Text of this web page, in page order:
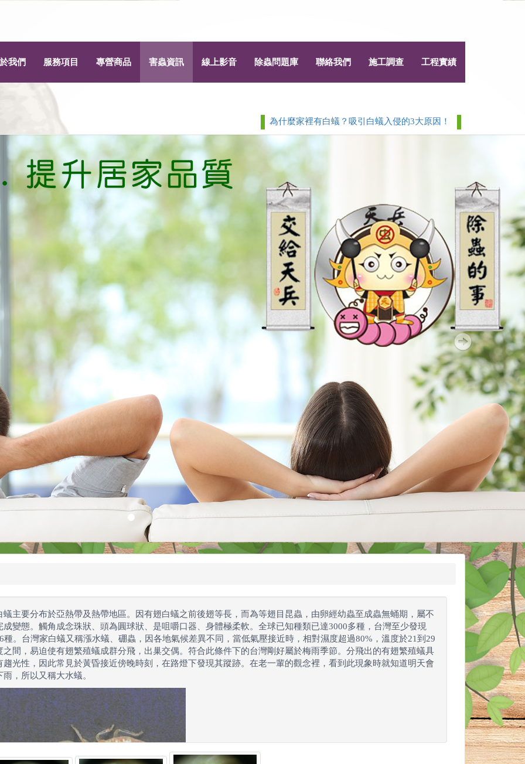
我們 服務項目 專營商品 害蟲資訊 線上影音 除蟲問題庫 聯絡我們 施工調查 工程實績
為什麼家裡有白蟻？吸引白蟻入侵的3大原因！ 白蟻 > 除白蟻白蟻防治
蟻主要分布於亞熱帶及熱帶地區。因有翅白蟻之前後翅等長，而為等翅目昆蟲，由卵經幼蟲至成蟲無蛹期，屬不
成變態。觸角成念珠狀、頭為圓球狀、是咀嚼口器、身體極柔軟。全球已知種類已達3000多種，台灣至少發現
種。台灣家白蟻又稱漲水蟻、硼蟲，因各地氣候差異不同，當低氣壓接近時，相對濕度超過80%，溫度於21到29
之間，易迫使有翅繁殖蟻成群分飛，出巢交偶。符合此條件下的台灣剛好屬於梅雨季節。分飛出的有翅繁殖蟻具
趨光性，因此常見於黃昏接近傍晚時刻，在路燈下發現其蹤跡。在老一輩的觀念裡，看到此現象時就知道明天會
雨，所以又稱大水蟻。